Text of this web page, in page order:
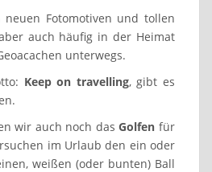
Fotomotiven und tollen
auch häufig in der Heimat
unterwegs.
Keep on travelling, gibt es
wir auch noch dasGolfen für
im Urlaub den ein oder
weißen (oder bunten) Ball